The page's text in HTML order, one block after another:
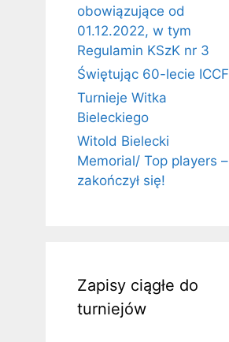
obowiązujące od
01.12.2022, w tym
Regulamin KSzK nr 3
Świętując 60-lecie ICCF
Turnieje Witka
Bieleckiego
Witold Bielecki
Memorial/ Top players –
zakończył się!
Zapisy ciągłe do
turniejów